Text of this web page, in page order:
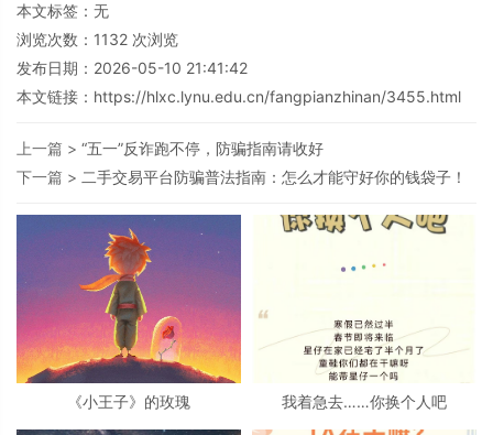
本文标签：无
浏览次数： 1132 次浏览
发布日期：2026-05-10 21:41:42
本文链接： https://hlxc.lynu.edu.cn/fangpianzhinan/3455.html
上一篇 > “五一”反诈跑不停，防骗指南请收好
下一篇 > 二手交易平台防骗普法指南：怎么才能守好你的钱袋子！
《小王子》的玫瑰 我着急去……你换个人吧